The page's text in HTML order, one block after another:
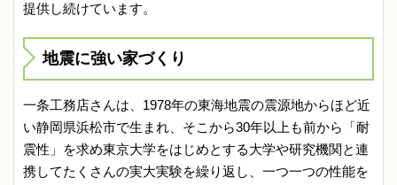
提供し続けています。
地震に強い家づくり
一条工務店さんは、1978年の東海地震の震源地からほど近
い静岡県浜松市で生まれ、そこから30年以上も前から「耐
震性」を求め東京大学をはじめとする大学や研究機関と連
携してたくさんの実大実験を繰り返し、一つ一つの性能を